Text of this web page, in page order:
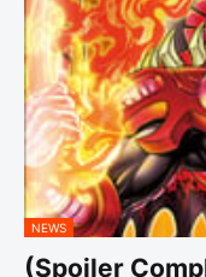
NEWS
(Spoiler